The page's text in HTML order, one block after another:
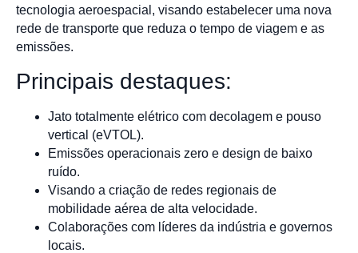
tecnologia aeroespacial, visando estabelecer uma nova
rede de transporte que reduza o tempo de viagem e as
emissões.
Principais destaques:
Jato totalmente elétrico com decolagem e pouso
vertical (eVTOL).
Emissões operacionais zero e design de baixo
ruído.
Visando a criação de redes regionais de
mobilidade aérea de alta velocidade.
Colaborações com líderes da indústria e governos
locais.